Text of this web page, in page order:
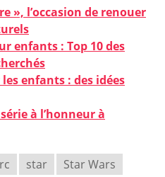
», l’occasion de renouer
enfants : Top 10 des
enfants : des idées
à l’honneur à
star
Star Wars